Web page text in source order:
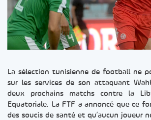
La sélection tunisienne de football ne
sur les services de son attaquant
deux prochains matchs contre la
Equatoriale. La FTF a annoncé que ce
des soucis de santé et qu’aucun joueur